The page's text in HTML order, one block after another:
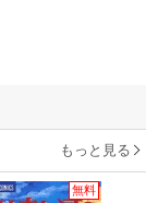
もっと見る
無料